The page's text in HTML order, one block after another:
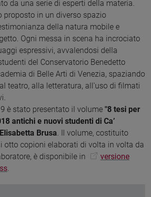
da una serie di esperti della materia.
proposto in un diverso spazio
della natura mobile e
Ogni messa in scena ha incrociato
espressivi, avvalendosi della
del Conservatorio Benedetto
di Belle Arti di Venezia, spaziando
teatro, alla letteratura, all'uso di filmati
è stato presentato il volume "8 tesi per
antichi e nuovi studenti di Ca’
Brusa. Il volume, costituito
otto copioni elaborati di volta in volta da
è disponibile in
versione
.